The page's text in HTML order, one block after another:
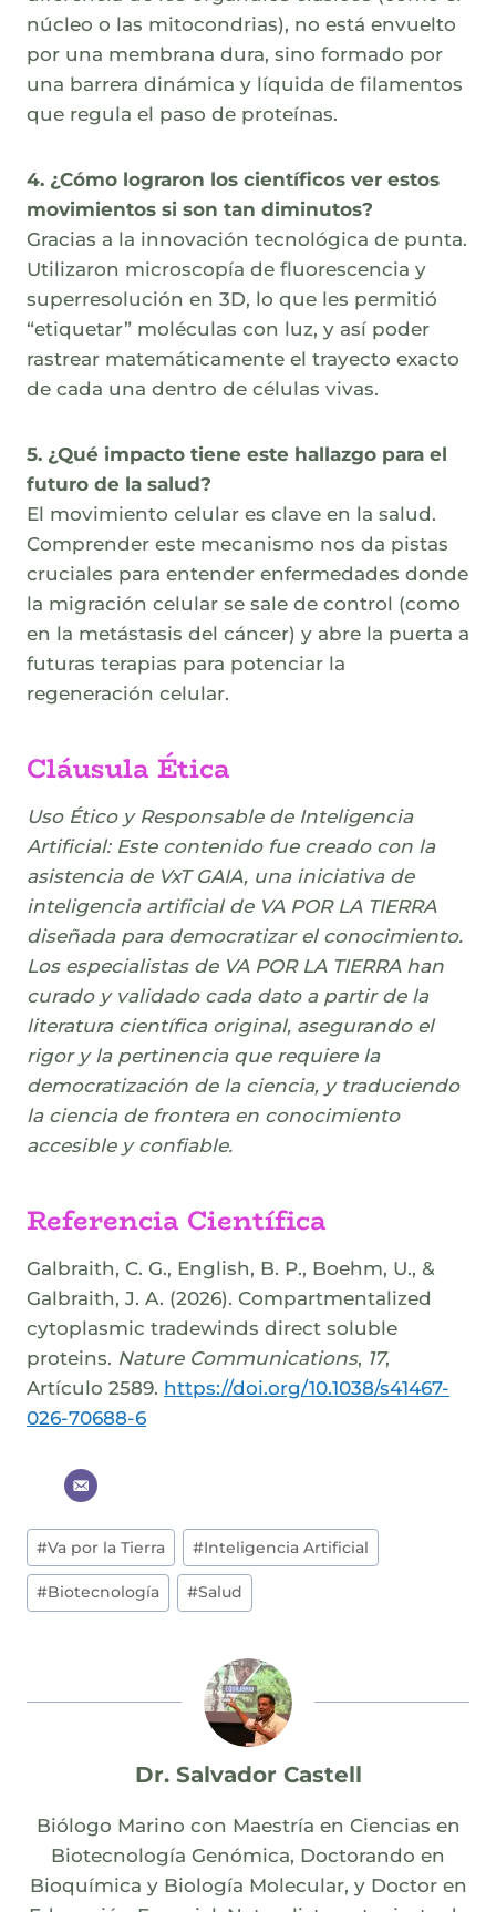
núcleo o las mitocondrias), no está envuelto
por una membrana dura, sino formado por
una barrera dinámica y líquida de filamentos
que regula el paso de proteínas.
4. ¿Cómo lograron los científicos ver estos
movimientos si son tan diminutos?
Gracias a la innovación tecnológica de punta.
Utilizaron microscopía de fluorescencia y
superresolución en 3D, lo que les permitió
“etiquetar” moléculas con luz, y así poder
rastrear matemáticamente el trayecto exacto
de cada una dentro de células vivas.
5. ¿Qué impacto tiene este hallazgo para el
futuro de la salud?
El movimiento celular es clave en la salud.
Comprender este mecanismo nos da pistas
cruciales para entender enfermedades donde
la migración celular se sale de control (como
en la metástasis del cáncer) y abre la puerta a
futuras terapias para potenciar la
regeneración celular.
Cláusula Ética
Uso Ético y Responsable de Inteligencia
Artificial: Este contenido fue creado con la
asistencia de VxT GAIA, una iniciativa de
inteligencia artificial de VA POR LA TIERRA
diseñada para democratizar el conocimiento.
Los especialistas de VA POR LA TIERRA han
curado y validado cada dato a partir de la
literatura científica original, asegurando el
rigor y la pertinencia que requiere la
democratización de la ciencia, y traduciendo
la ciencia de frontera en conocimiento
accesible y confiable.
Referencia Científica
Galbraith, C. G., English, B. P., Boehm, U., &
Galbraith, J. A. (2026). Compartmentalized
cytoplasmic tradewinds direct soluble
proteins. Nature Communications, 17,
Artículo 2589. https://doi.org/10.1038/s41467-
026-70688-6
Post
Tags:
#Va por la Tierra #Inteligencia Artificial
#Biotecnología #Salud
Dr. Salvador Castell
Biólogo Marino con Maestría en Ciencias en
Biotecnología Genómica, Doctorando en
Bioquímica y Biología Molecular, y Doctor en